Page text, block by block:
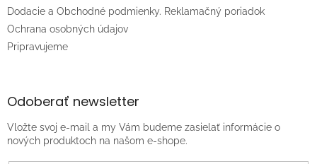
Dodacie a Obchodné podmienky. Reklamačný poriadok
Ochrana osobných údajov
Pripravujeme
Odoberať newsletter
Vložte svoj e-mail a my Vám budeme zasielať informácie o
nových produktoch na našom e-shope.